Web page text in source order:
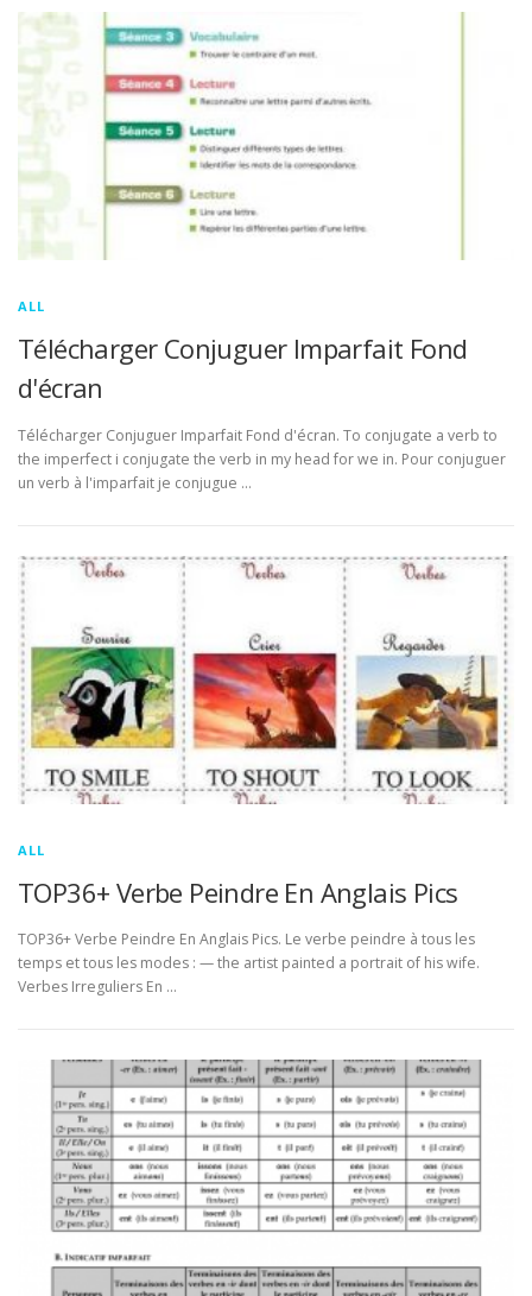
ALL
Télécharger Conjuguer Imparfait Fond
d'écran
Télécharger Conjuguer Imparfait Fond d'écran. To conjugate a verb to
the imperfect i conjugate the verb in my head for we in. Pour conjuguer
un verb à l'imparfait je conjugue …
ALL
TOP36+ Verbe Peindre En Anglais Pics
TOP36+ Verbe Peindre En Anglais Pics. Le verbe peindre à tous les
temps et tous les modes : — the artist painted a portrait of his wife.
Verbes Irreguliers En …